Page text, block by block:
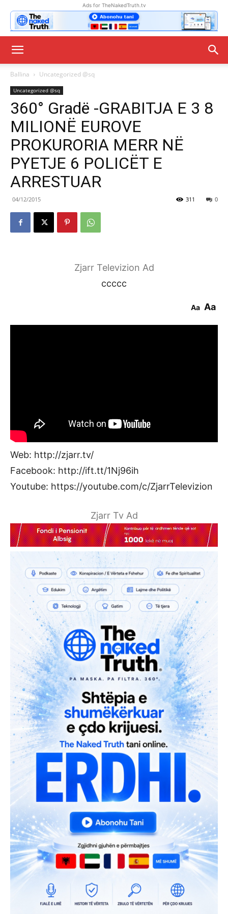
Ads for TheNakedTruth.tv
Ballina Uncategorized @sq
Uncategorized @sq
360° Gradë -GRABITJA E 3 8
MILIONË EUROVE
PROKURORIA MERR NË
PYETJE 6 POLICËT E
ARRESTUAR
04/12/2015 0
311
Zjarr Televizion Ad
ccccc
Aa Aa
Web: http://zjarr.tv/
Facebook: http://ift.tt/1Nj96ih
Youtube: https://youtube.com/c/ZjarrTelevizion
Zjarr Tv Ad